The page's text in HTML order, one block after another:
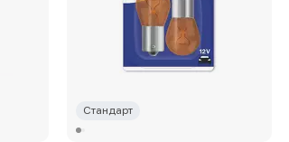
Стандарт